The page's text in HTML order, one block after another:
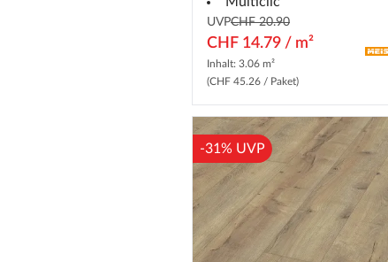
UVPCHF 20.90
CHF 14.79 / m²
Inhalt: 3.06 m²
(CHF 45.26 / Paket)
-31% UVP